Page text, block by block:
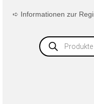
➪ Informationen zur
Products
search